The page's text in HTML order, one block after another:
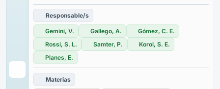
Responsable/s
Gemini, V. Gallego, A.
Gómez, C. E.
Rossi, S. L.
Samter, P.
Korol, S. E.
Planes, E.
Materias